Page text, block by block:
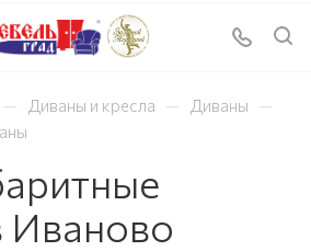
— Диваны и кресла — Диваны —
Иваново